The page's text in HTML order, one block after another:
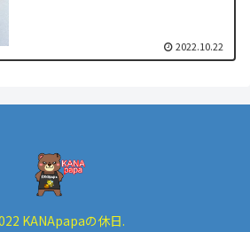
2022.10.22
KANApapaの休日.